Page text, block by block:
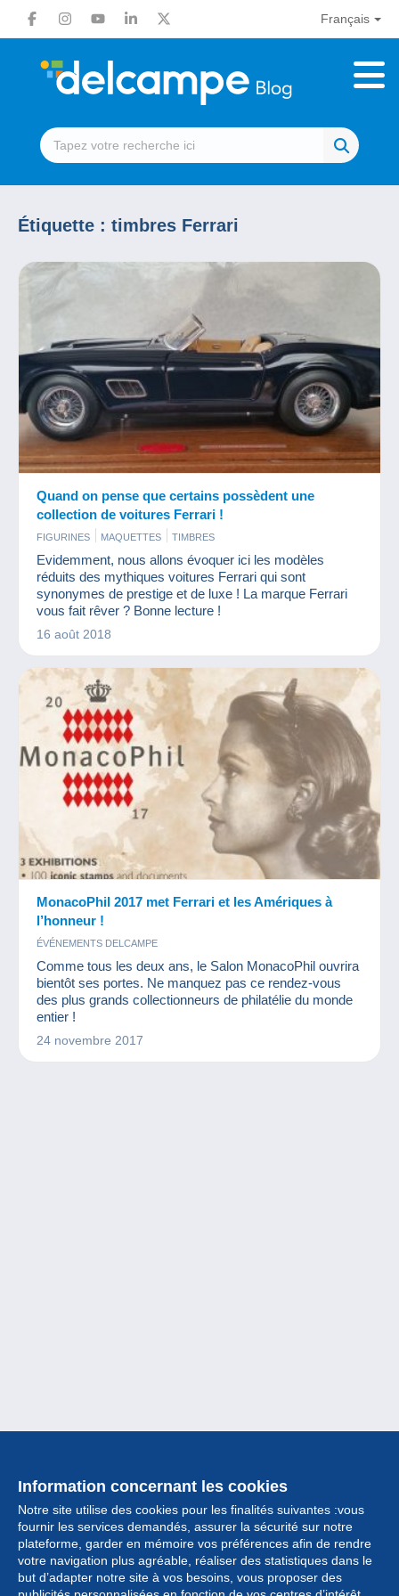
Français
Étiquette : timbres Ferrari
Quand on pense que certains possèdent une
collection de voitures Ferrari !
FIGURINES MAQUETTES TIMBRES
Evidemment, nous allons évoquer ici les modèles
réduits des mythiques voitures Ferrari qui sont
synonymes de prestige et de luxe ! La marque Ferrari
vous fait rêver ? Bonne lecture !
16 août 2018
MonacoPhil 2017 met Ferrari et les Amériques à
l’honneur !
ÉVÉNEMENTS DELCAMPE
Comme tous les deux ans, le Salon MonacoPhil ouvrira
bientôt ses portes. Ne manquez pas ce rendez-vous
des plus grands collectionneurs de philatélie du monde
entier !
24 novembre 2017
Information concernant les cookies
Notre site utilise des cookies pour les finalités suivantes :vous
fournir les services demandés, assurer la sécurité sur notre
plateforme, garder en mémoire vos préférences afin de rendre
votre navigation plus agréable, réaliser des statistiques dans le
but d’adapter notre site à vos besoins, vous proposer des
Collection